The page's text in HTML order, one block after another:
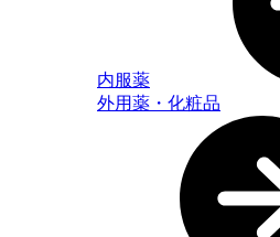
内服薬
外用薬・化粧品